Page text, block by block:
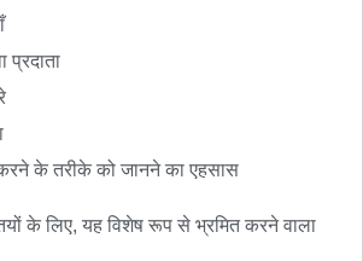
प्रदाता
के तरीके को जानने का एहसास
के लिए, यह विशेष रूप से भ्रमित करने वाला